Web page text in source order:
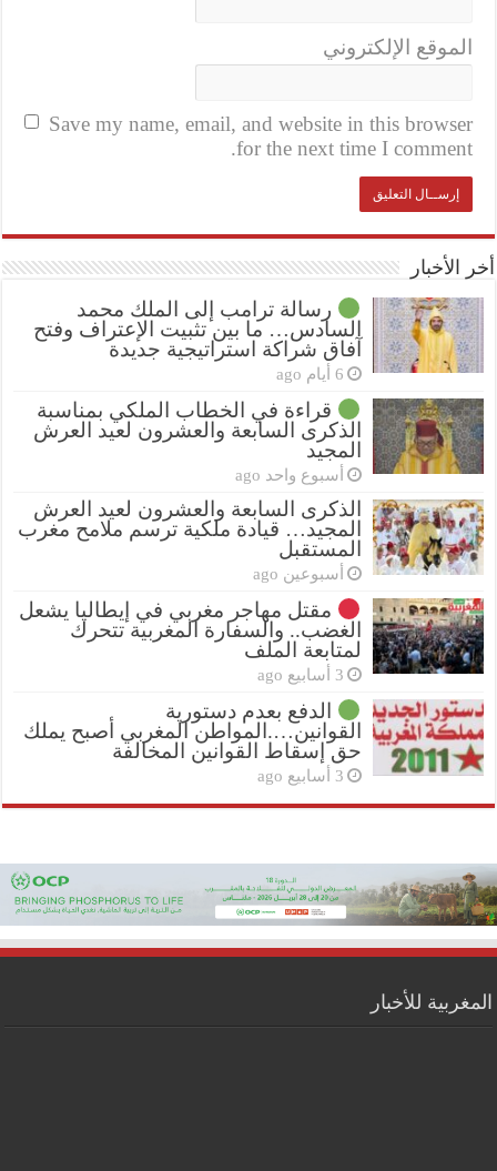
الموقع الإلكتروني
Save my name, email, and website in this browser
for the next time I comment.
أخر الأخبار
رسالة ترامب إلى الملك محمد
السادس… ما بين تثبيت الإعتراف وفتح
آفاق شراكة استراتيجية جديدة
6 أيام ago
قراءة في الخطاب الملكي بمناسبة
الذكرى السابعة والعشرون لعيد العرش
المجيد
أسبوع واحد ago
الذكرى السابعة والعشرون لعيد العرش
المجيد… قيادة ملكية ترسم ملامح مغرب
المستقبل
أسبوعين ago
مقتل مهاجر مغربي في إيطاليا يشعل
الغضب.. والسفارة المغربية تتحرك
لمتابعة الملف
3 أسابيع ago
الدفع بعدم دستورية
القوانين….المواطن المغربي أصبح يملك
حق إسقاط القوانين المخالفة
3 أسابيع ago
المغربية للأخبار